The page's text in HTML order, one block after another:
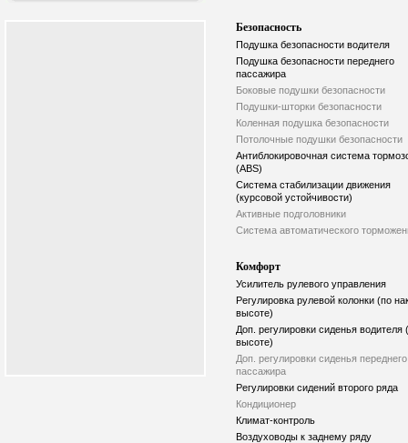
Безопасность
Подушка безопасности водителя
Подушка безопасности переднего
пассажира
Боковые подушки безопасности
Подушки-шторки безопасности
Коленная подушка безопасности
Потолочные подушки безопасности
Антиблокировочная система
(ABS)
Система стабилизации движения
(курсовой устойчивости)
Активные подголовники
Система автоматического
Комфорт
Усилитель рулевого управления
Регулировка рулевой колонки (по
высоте)
Доп. регулировки сиденья водителя
высоте)
Доп. регулировки сиденья переднего
пассажира
Регулировки сидений второго ряда
Кондиционер
Климат-контроль
Воздуховоды к заднему ряду